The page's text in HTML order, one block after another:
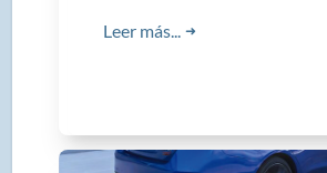
Leer más... ➜